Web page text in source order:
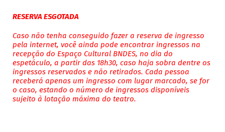
RESERVA ESGOTADA
Caso não tenha conseguido fazer a reserva de ingresso
pela internet, você ainda pode encontrar ingressos na
recepção do Espaço Cultural BNDES, no dia do
espetáculo, a partir das 18h30, caso haja sobra dentre os
ingressos reservados e não retirados. Cada pessoa
receberá apenas um ingresso com lugar marcado, se for
o caso, estando o número de ingressos disponíveis
sujeito à lotação máxima do teatro.